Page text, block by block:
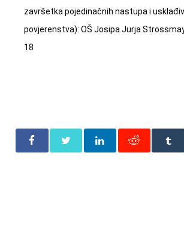
završetka pojedinačnih nastupa i
povjerenstva): OŠ Josipa Jurja
18